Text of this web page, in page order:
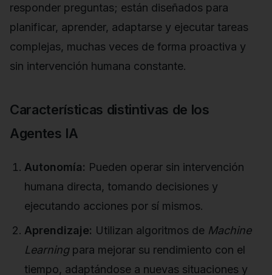
responder preguntas; están diseñados para
planificar, aprender, adaptarse y ejecutar tareas
complejas, muchas veces de forma proactiva y
sin intervención humana constante.
Características distintivas de los
Agentes IA
Autonomía: Pueden operar sin intervención
humana directa, tomando decisiones y
ejecutando acciones por sí mismos.
Aprendizaje: Utilizan algoritmos de Machine
Learningpara mejorar su rendimiento con el
tiempo, adaptándose a nuevas situaciones y